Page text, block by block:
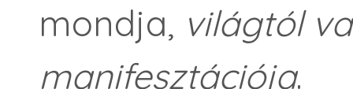
mondja, világtól
manifesztációja.